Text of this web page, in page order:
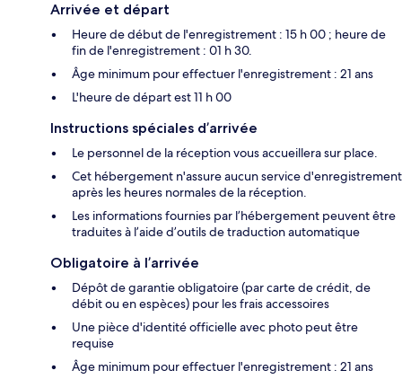
Arrivée et départ
Heure de début de l'enregistrement : 15 h 00 ; heure de
fin de l'enregistrement : 01 h 30.
Âge minimum pour effectuer l'enregistrement : 21 ans
L'heure de départ est 11 h 00
Instructions spéciales d’arrivée
Le personnel de la réception vous accueillera sur place.
Cet hébergement n'assure aucun service d'enregistrement
après les heures normales de la réception.
Les informations fournies par l’hébergement peuvent être
traduites à l’aide d’outils de traduction automatique
Obligatoire à l’arrivée
Dépôt de garantie obligatoire (par carte de crédit, de
débit ou en espèces) pour les frais accessoires
Une pièce d'identité officielle avec photo peut être
requise
Âge minimum pour effectuer l'enregistrement : 21 ans